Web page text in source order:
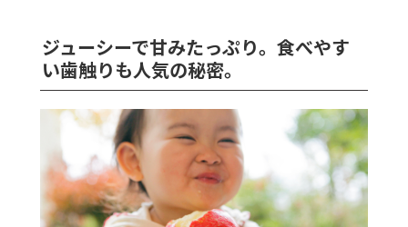
ジューシーで甘みたっぷり。食べやす
い歯触りも人気の秘密。